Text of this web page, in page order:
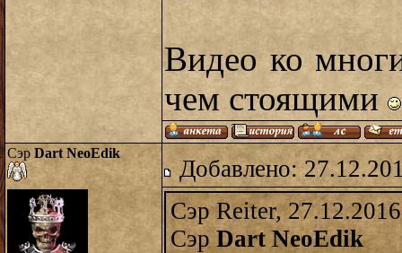
Видео ко
чем стоящими
Сэр Dart NeoEdik
Добавлено:
Сэр Reiter,
СэрDart NeoEdik